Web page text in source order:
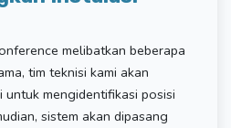
melibatkan beberapa
tim teknisi kami akan
untuk mengidentifikasi posisi
sistem akan dipasang